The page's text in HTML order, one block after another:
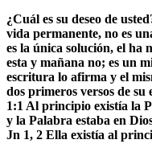
¿Cuál es su deseo de
vida permanente, no es
es la única solución, el ha
esta y mañana no; es un
escritura lo afirma y el
dos primeros versos de su
1:1 Al principio existía la
y la Palabra estaba en
Jn 1, 2 Ella existía al